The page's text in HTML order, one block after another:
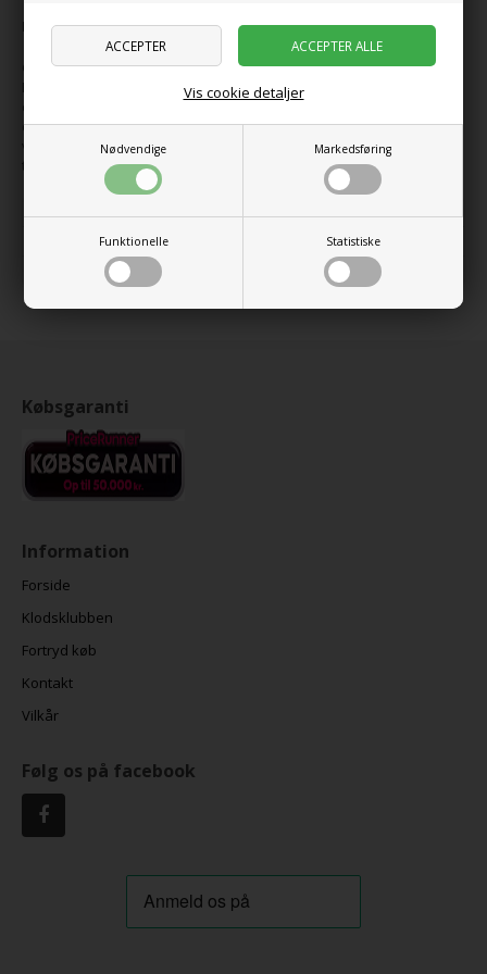
Nødvendige Markedsføring
Funktionelle Statistiske
Vis cookie detaljer
Indeholder 943 dele.
Gør hele verden til din legeplads med LEGO® Technic byggesættet
Ford Bronco®-SUV. Den mægtige offroader er klar til eventyr – og
du sidder i førersædet! Saml detaljer som f.eks. motorhjelm og
døre, der kan åbnes, samt tagholder. Sæt derefter bilenpå prøve
ved at bruge reservehjulet bagpå til at styre. Prøv den faste aksel,
tjek V6-motoren, og gør dig klar til at udforske i Bronco-stil!
Udgivet år
2025
Udgår år
2027
Købsgaranti
Information
Forside
Klodsklubben
Fortryd køb
Kontakt
Vilkår
Følg os på facebook